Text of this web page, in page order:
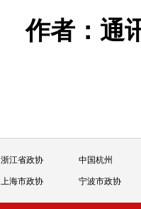
作者：
浙江省政协 中国杭州
上海市政协 宁波市政协